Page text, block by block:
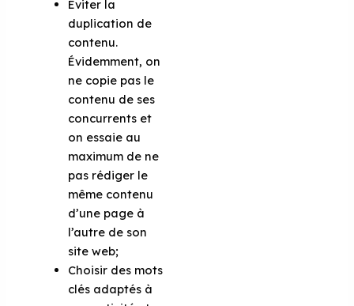
Éviter la
duplication de
contenu.
Évidemment, on
ne copie pas le
contenu de ses
concurrents et
on essaie au
maximum de ne
pas rédiger le
même contenu
d’une page à
l’autre de son
site web;
Choisir des mots
clés adaptés à